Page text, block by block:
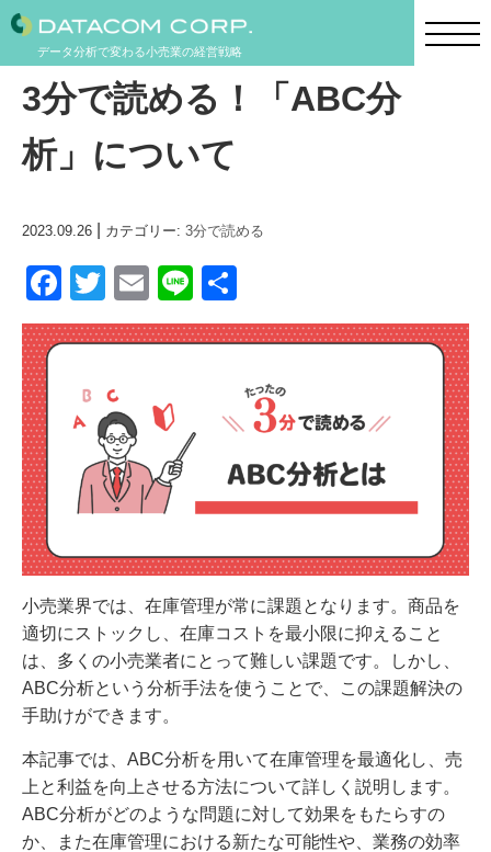
データ分析で変わる小売業の経営戦略
3分で読める！「ABC分
析」について
2023.09.26 カテゴリー: 3分で読める
F
a
c
b
o
T
wi
tt
er
E
m
ail
Li
n
e
有
小売業界では、在庫管理が常に課題となります。商品を
適切にストックし、在庫コストを最小限に抑えること
は、多くの小売業者にとって難しい課題です。しかし、
ABC分析という分析手法を使うことで、この課題解決の
手助けができます。
本記事では、ABC分析を用いて在庫管理を最適化し、売
上と利益を向上させる方法について詳しく説明します。
ABC分析がどのような問題に対して効果をもたらすの
か、また在庫管理における新たな可能性や、業務の効率